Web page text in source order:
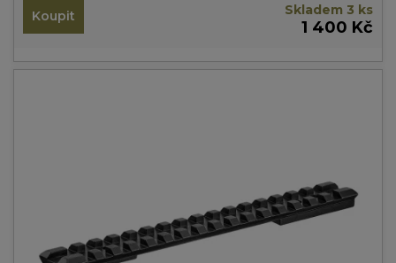
Koupit Skladem 3 ks
1 400 Kč